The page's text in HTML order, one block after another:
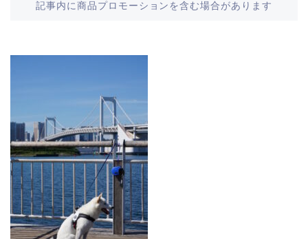
記事内に商品プロモーションを含む場合があります